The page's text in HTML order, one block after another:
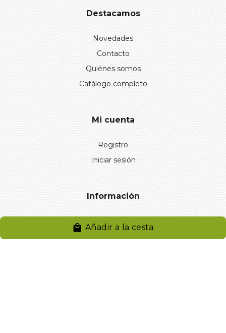
Añadir a la cesta
Destacamos
Novedades
Contacto
Quiénes somos
Catálogo completo
Mi cuenta
Registro
Iniciar sesión
Información